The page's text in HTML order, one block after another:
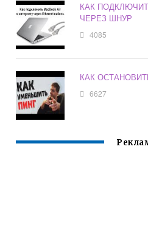
КАК
ЧЕРЕЗ ШНУР
4085
КАК
6627